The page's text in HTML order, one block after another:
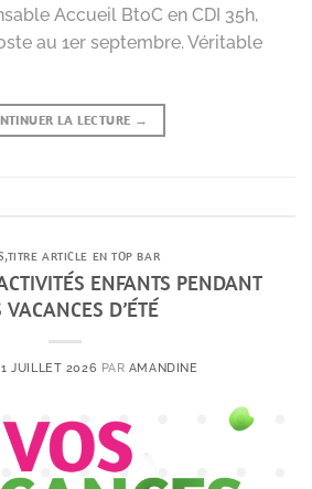
Accueil BtoC en CDI 35h,
au 1er septembre. Véritable
LA LECTURE →
,TITRE ARTICLE EN TOP BAR
ENFANTS PENDANT
VACANCES D’ÉTÉ
1 JUILLET 2026 PAR AMANDINE